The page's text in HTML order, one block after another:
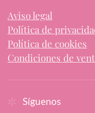
Aviso legal
Política de
Política de cookies
Condiciones de
Síguenos